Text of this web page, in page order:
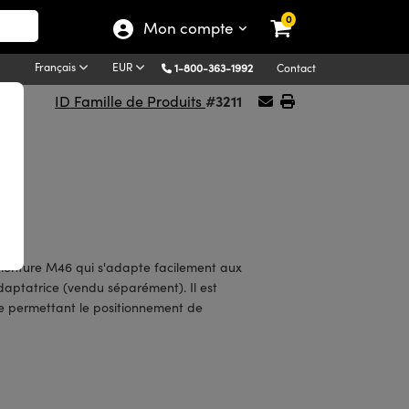
Mon compte 0
Français EUR 1-800-363-1992 Contact
ID Famille de Produits #3211
M46 qui s'adapte facilement aux
(vendu séparément). Il est
permettant le positionnement de